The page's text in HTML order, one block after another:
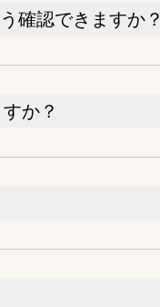
確認できますか？
か？